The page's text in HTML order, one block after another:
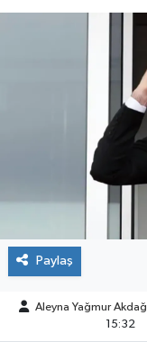
Paylaş
Aleyna Yağmur Akdağ
15:32